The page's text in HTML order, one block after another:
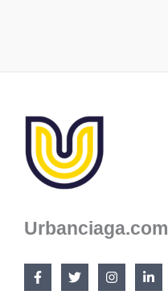
Urbanciaga.com